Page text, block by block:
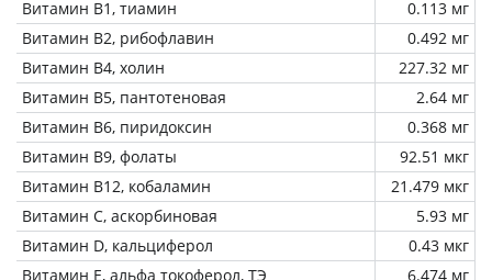
Витамин В1, тиамин
0.113 мг
Витамин В2, рибофлавин
0.492 мг
Витамин В4, холин
227.32 мг
Витамин В5, пантотеновая
2.64 мг
Витамин В6, пиридоксин
0.368 мг
Витамин В9, фолаты
92.51 мкг
Витамин В12, кобаламин
21.479 мкг
Витамин C, аскорбиновая
5.93 мг
Витамин D, кальциферол
0.43 мкг
Витамин Е, альфа токоферол, ТЭ
6.474 мг